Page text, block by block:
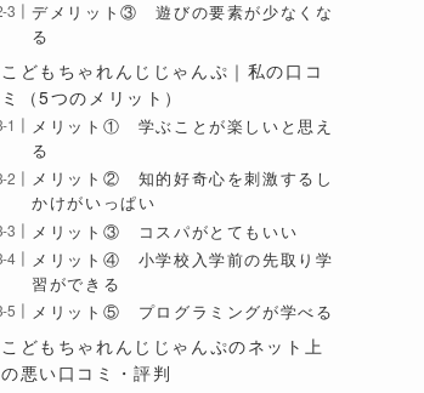
デメリット③ 遊びの要素が少なくな
る
こどもちゃれんじじゃんぷ｜私の口コ
ミ（5つのメリット）
メリット① 学ぶことが楽しいと思え
る
メリット② 知的好奇心を刺激するし
かけがいっぱい
メリット③ コスパがとてもいい
メリット④ 小学校入学前の先取り学
習ができる
メリット⑤ プログラミングが学べる
こどもちゃれんじじゃんぷのネット上
の悪い口コミ・評判